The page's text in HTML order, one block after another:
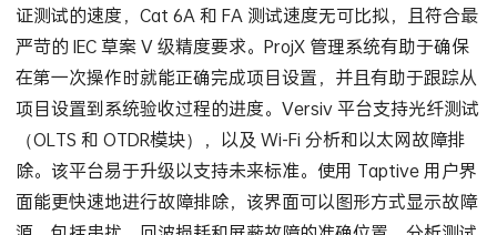
证测试的速度，Cat 6A 和 FA 测试速度无可比拟，且符合最
严苛的 IEC 草案 V 级精度要求。ProjX 管理系统有助于确保
在第一次操作时就能正确完成项目设置，并且有助于跟踪从
项目设置到系统验收过程的进度。Versiv 平台支持光纤测试
（OLTS 和 OTDR模块），以及 Wi-Fi 分析和以太网故障排
除。该平台易于升级以支持未来标准。使用 Taptive 用户界
面能更快速地进行故障排除，该界面可以图形方式显示故障